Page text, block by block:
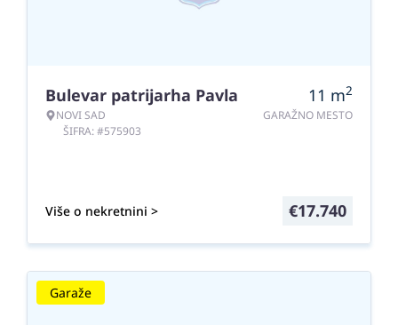
Bulevar patrijarha Pavla
NOVI SAD
ŠIFRA: #575903
11 m2
GARAŽNO MESTO
Više o nekretnini > €17.740
Garaže